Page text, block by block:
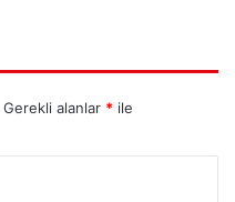
Gerekli alanlar * ile